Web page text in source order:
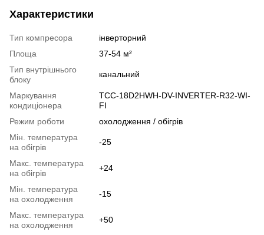
Характеристики
Тип компресора
інверторний
Площа
37-54 м²
Тип внутрішнього
блоку
канальний
Маркування
кондиціонера
TCC-18D2HWH-DV-INVERTER-R32-WI-
FI
Режим роботи
охолодження / обігрів
Мін. температура
на обігрів
-25
Макс. температура
на обігрів
+24
Мін. температура
на охолодження
-15
Макс. температура
на охолодження
+50